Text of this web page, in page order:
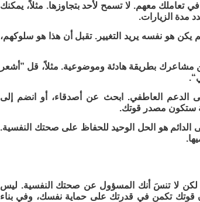
معهم. لا تسمح لأحد بتجاوزها. مثلاً، يمكنك
مدة الزيارات.
هو نفسه يريد التغيير. تقبل أن هذا هو سلوكهم،
مشاعرك بطريقة هادئة وموضوعية. مثلاً، قل ”أشعر
الدعم العاطفي. ابحث عن أصدقاء، أو انضم إلى
ستكون مصدر قوتك.
الدائم هو الحل الوحيد للحفاظ على صحتك النفسية.
لكن لا تنسَ أنك المسؤول عن صحتك النفسية. ليس
أن قوتك تكمن في قدرتك على حماية نفسك، وفي بناء